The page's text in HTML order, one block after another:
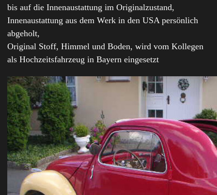
bis auf die Innenaustattung im Originalzustand,
Innenaustattung aus dem Werk in den USA persönlich
abgeholt,
Original Stoff, Himmel und Boden, wird vom Kollegen
als Hochzeitsfahrzeug in Bayern eingesetzt